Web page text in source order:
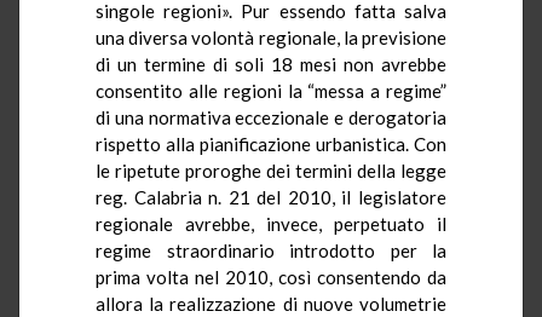
singole regioni». Pur essendo fatta salva
una diversa volontà regionale, la previsione
di un termine di soli 18 mesi non avrebbe
consentito alle regioni la “messa a regime”
di una normativa eccezionale e derogatoria
rispetto alla pianificazione urbanistica. Con
le ripetute proroghe dei termini della legge
reg. Calabria n. 21 del 2010, il legislatore
regionale avrebbe, invece, perpetuato il
regime straordinario introdotto per la
prima volta nel 2010, così consentendo da
allora la realizzazione di nuove volumetrie